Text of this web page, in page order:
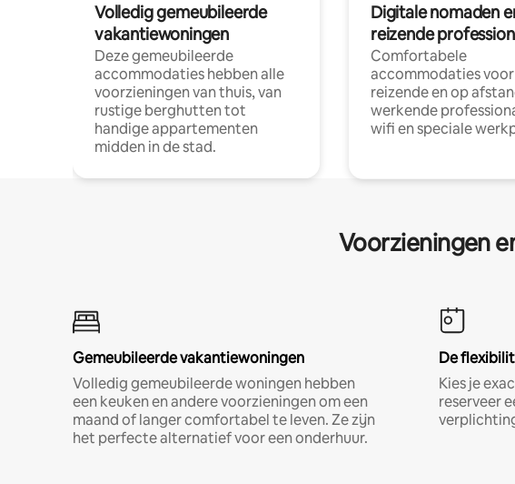
Volledig gemeubileerde
vakantiewoningen
Deze gemeubileerde
accommodaties hebben alle
voorzieningen van thuis, van
rustige berghutten tot
handige appartementen
midden in de stad.
Digitale nomaden
reizende
Comfortabele
accommodaties voor
reizende en op
werkende
wifi en speciale
Voorzieningen
Gemeubileerde vakantiewoningen
Volledig gemeubileerde woningen hebben
een keuken en andere voorzieningen om een
maand of langer comfortabel te leven. Ze zijn
het perfecte alternatief voor een onderhuur.
De
Kies je
reserveer